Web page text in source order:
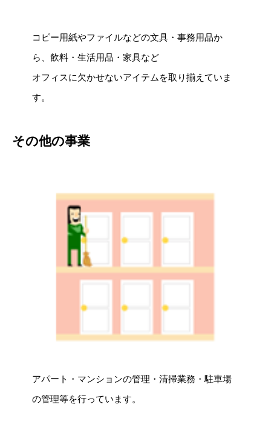
コピー用紙やファイルなどの文具・事務用品か
ら、飲料・生活用品・家具など
オフィスに欠かせないアイテムを取り揃えていま
す。
その他の事業
アパート・マンションの管理・清掃業務・駐車場
の管理等を行っています。